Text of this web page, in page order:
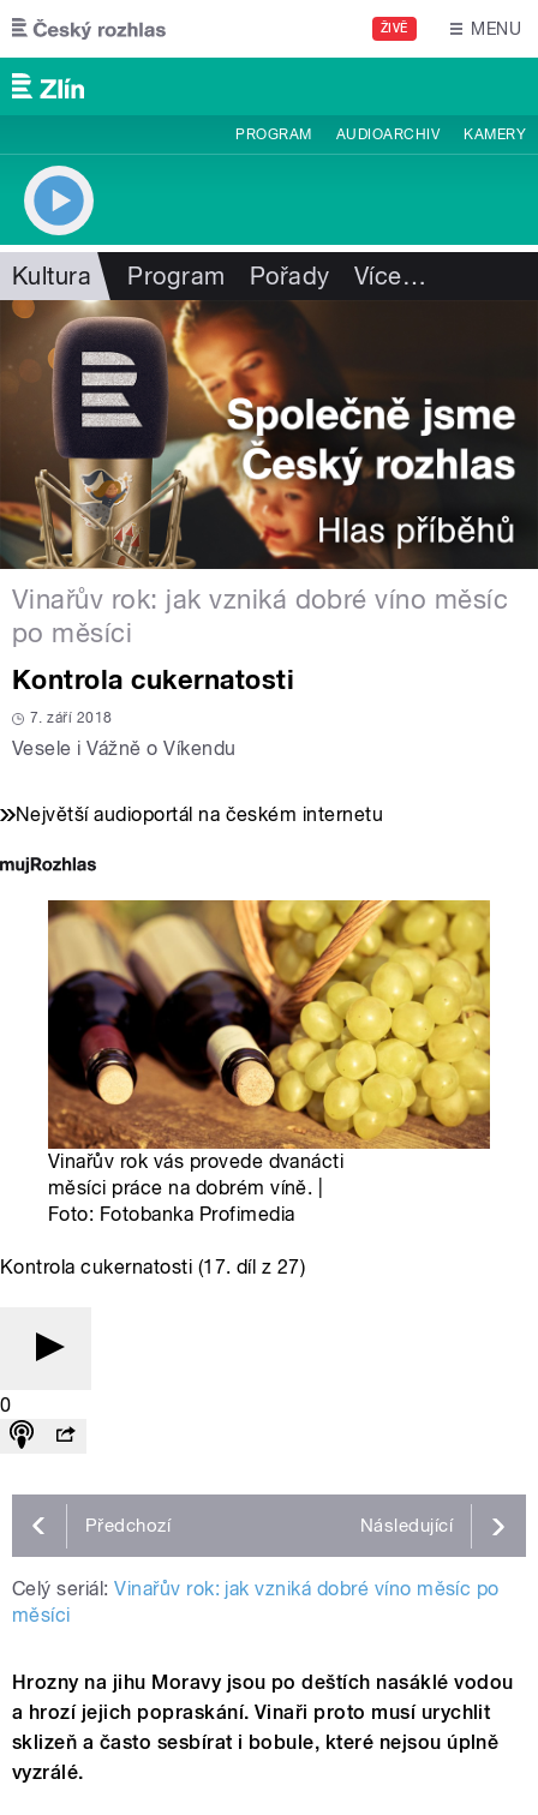
Přejít k hlavnímu obsahu
ŽIVĚ MENU
PROGRAM AUDIOARCHIV KAMERY
Kultura Program Pořady Více…
Vinařův rok: jak vzniká dobré víno měsíc
po měsíci
Kontrola cukernatosti
7. září 2018
Vesele i Vážně o Víkendu
Největší audioportál na českém internetu
Vinařův rok vás provede dvanácti
měsíci práce na dobrém víně. |
Foto: Fotobanka Profimedia
Kontrola cukernatosti (17. díl z 27)
0
Předchozí Následující
Celý seriál: Vinařův rok: jak vzniká dobré víno měsíc po
měsíci
Hrozny na jihu Moravy jsou po deštích nasáklé vodou
a hrozí jejich popraskání. Vinaři proto musí urychlit
sklizeň a často sesbírat i bobule, které nejsou úplně
vyzrálé.